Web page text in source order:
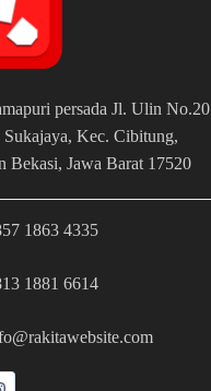
persada Jl. Ulin No.20
Kec. Cibitung,
Bekasi, Jawa Barat 17520
1863 4335
1881 6614